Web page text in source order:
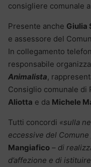
consigliere comunale a
Presente anche Giulia
e assessore del
In collegamento
responsabile
Animalista,
Consiglio comunale di
Aliotta e da Michele
Tutti concordi «sulla
eccessive del
Mangiafico – di
d’affezione e di istituire